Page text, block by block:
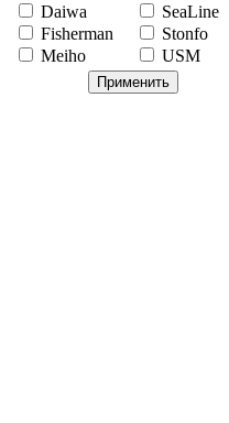
Daiwa
Fisherman
Meiho
SeaLine
Stonfo
USM